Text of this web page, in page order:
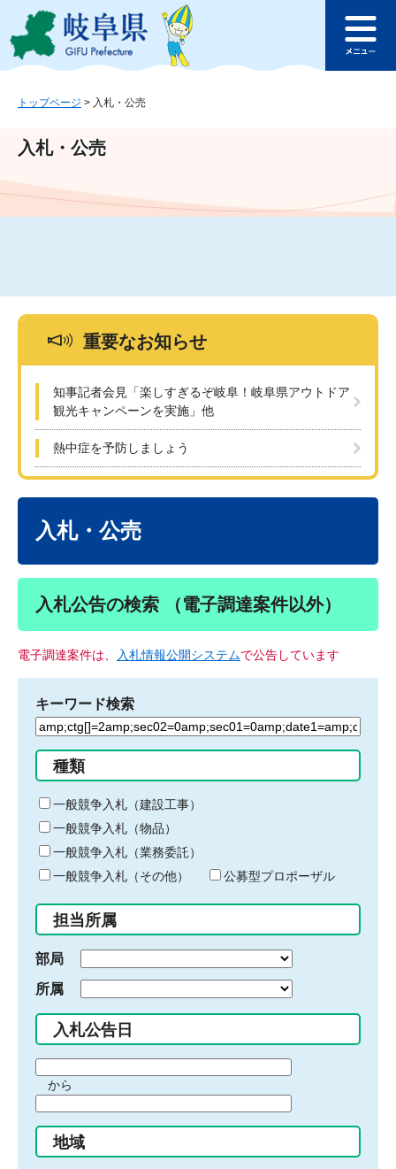
ジ
ュ
文
このページの本文へ
ュ
トップページ > 入札・公売
入札・公売
重要なお知らせ
知事記者会見「楽しすぎるぞ岐阜！岐阜県アウトドア
観光キャンペーンを実施」他
熱中症を予防しましょう
入札・公売
入札公告の検索 （電子調達案件以外）
電子調達案件は、 入札情報公開システムで公告しています
キーワード検索
検
る
キ
ー
ワ
ー
ド
入
力
種類
一般競争入札（建設工事）
一般競争入札（物品）
一般競争入札（業務委託）
一般競争入札（その他）
公募型プロポーザル
担当所属
部局
所属
入札公告日
間
始
り
から
間
終
地域